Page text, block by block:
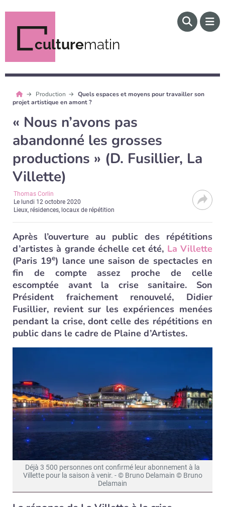
culturematin
Production
Quels espaces et moyens pour travailler son
projet artistique en amont ?
« Nous n’avons pas
abandonné les grosses
productions » (D. Fusillier, La
Villette)
Thomas Corlin
Le lundi 12 octobre 2020
Lieux, résidences, locaux de répétition
Après l’ouverture au public des répétitions
d’artistes à grande échelle cet été, La Villette
(Paris 19e) lance une saison de spectacles en
fin de compte assez proche de celle
escomptée avant la crise sanitaire. Son
Président fraichement renouvelé, Didier
Fusillier, revient sur les expériences menées
pendant la crise, dont celle des répétitions en
public dans le cadre de Plaine d’Artistes.
Déjà 3 500 personnes ont confirmé leur abonnement à la
Villette pour la saison à venir. - © Bruno Delamain © Bruno
Delamain